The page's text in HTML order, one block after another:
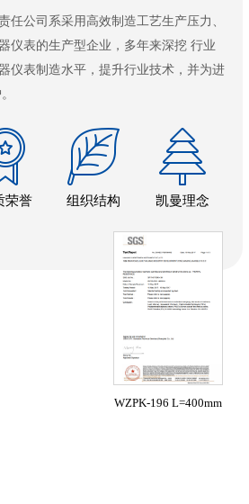
任公司系采用高效制造工艺生产压力、
仪表的生产型企业，多年来深挖 行业
仪表制造水平，提升行业技术，并为进
荣誉 组织结构 凯曼理念
WZPK-196 L=400mm